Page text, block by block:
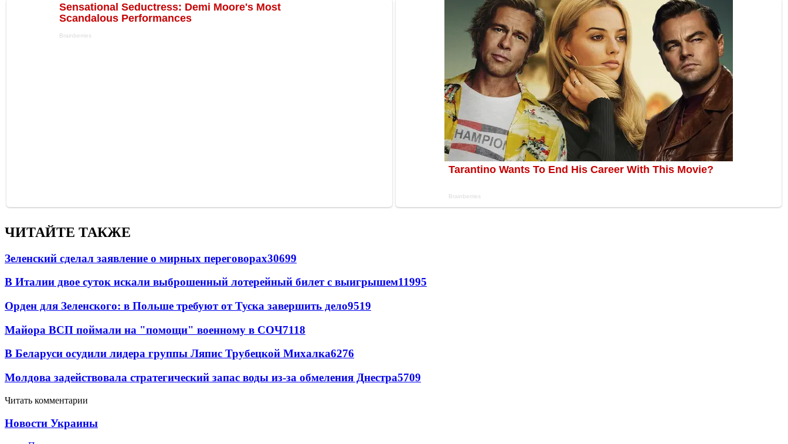
ЧИТАЙТЕ ТАКЖЕ
Зеленский сделал заявление о мирных переговорах30699
В Италии двое суток искали выброшенный лотерейный билет с выигрышем11995
Орден для Зеленского: в Польше требуют от Туска завершить дело9519
Майора ВСП поймали на "помощи" военному в СОЧ7118
В Беларуси осудили лидера группы Ляпис Трубецкой Михалка6276
Молдова задействовала стратегический запас воды из-за обмеления Днестра5709
Читать комментарии
Новости Украины